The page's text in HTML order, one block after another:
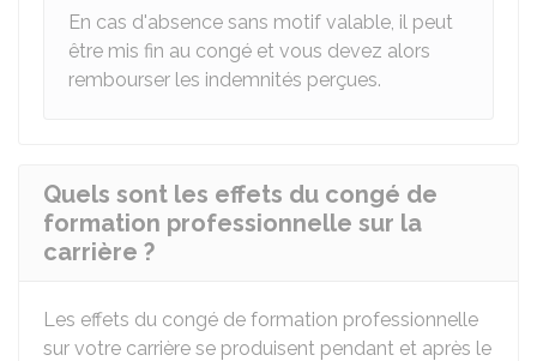
En cas d'absence sans motif valable, il peut
être mis fin au congé et vous devez alors
rembourser les indemnités perçues.
Quels sont les effets du congé de
formation professionnelle sur la
carrière ?
Les effets du congé de formation professionnelle
sur votre carrière se produisent pendant et après le